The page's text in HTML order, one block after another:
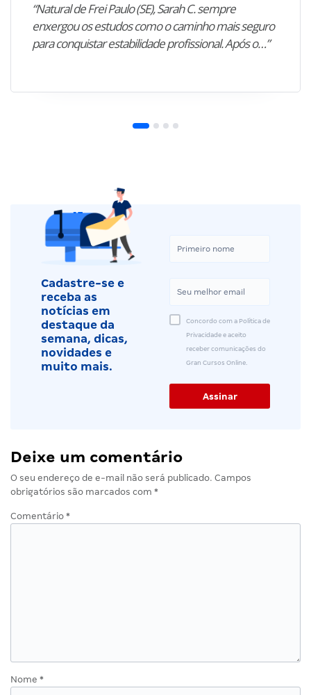
“Natural de Frei Paulo (SE), Sarah C. sempre
enxergou os estudos como o caminho mais seguro
para conquistar estabilidade profissional. Após o…”
Cadastre-se e
receba as
notícias em
destaque da
semana, dicas,
novidades e
muito mais.
Concordo com a Política de
Privacidade e aceito
receber comunicações do
Gran Cursos Online.
Deixe um comentário
O seu endereço de e-mail não será publicado. Campos
obrigatórios são marcados com *
Comentário *
Nome *